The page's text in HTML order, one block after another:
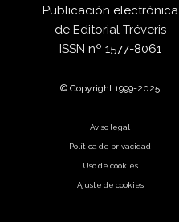
Publicación electrónica
de Editorial Tréveris
ISSN nº 1577-8061
© Copyright 1999-2025
Aviso legal
Política de privacidad
Uso de cookies
Ajuste de cookies